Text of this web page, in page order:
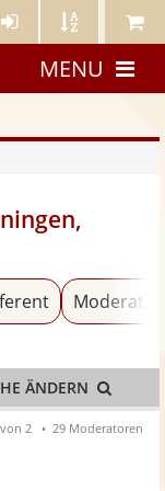
Künstler- Künstler Meine
MENU
Moderator
ÄNDERN
2 29 Moderatoren